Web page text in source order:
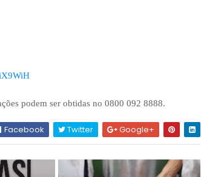
podem ser obtidas no 0800 092 8888.
Facebook Twitter Google+